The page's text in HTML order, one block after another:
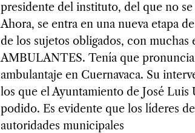
presidente del instituto, del que no
Ahora, se entra en una nueva etapa
de los sujetos obligados, con muchas
AMBULANTES. Tenía que
ambulantaje en Cuernavaca. Su
los que el Ayuntamiento de José
podido. Es evidente que los líderes
autoridades municipales